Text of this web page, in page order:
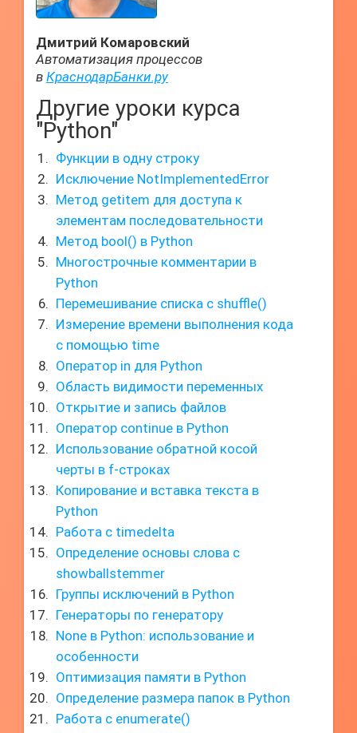
Дмитрий Комаровский
Автоматизация процессов
в КраснодарБанки.ру
Другие уроки курса
"Python"
Функции в одну строку
Исключение NotImplementedError
Метод getitem для доступа к
элементам последовательности
Метод bool() в Python
Многострочные комментарии в
Python
Перемешивание списка с shuffle()
Измерение времени выполнения кода
с помощью time
Оператор in для Python
Область видимости переменных
Открытие и запись файлов
Оператор continue в Python
Использование обратной косой
черты в f-строках
Копирование и вставка текста в
Python
Работа с timedelta
Определение основы слова с
showballstemmer
Группы исключений в Python
Генераторы по генератору
None в Python: использование и
особенности
Оптимизация памяти в Python
Определение размера папок в Python
Работа с enumerate()